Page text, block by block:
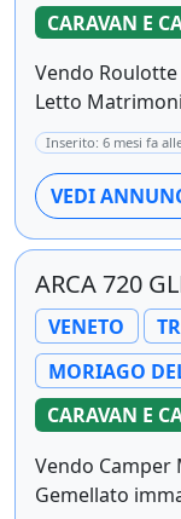
CARAVAN E
Vendo
Letto
Inserito: 6 mesi fa
VEDI
ARCA 720
VENETO
MORIAGO
CARAVAN E
Vendo Camper
Gemellato